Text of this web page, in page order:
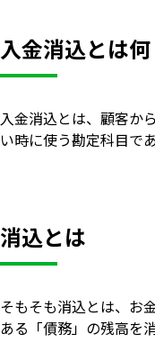
入金消込とは何
入金消込とは、顧客か
い時に使う勘定科目で
消込とは
そもそも消込とは、お
ある「債務」の残高を